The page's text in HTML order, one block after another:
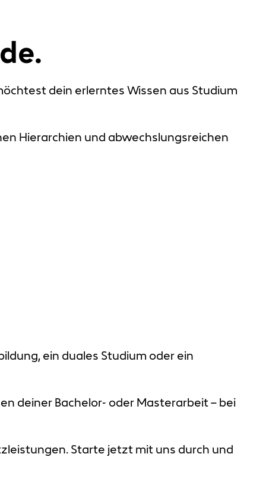
dein erlerntes Wissen aus Studium
Hierarchien und abwechslungsreichen
ein duales Studium oder ein
deiner Bachelor- oder Masterarbeit – bei
Starte jetzt mit uns durch und